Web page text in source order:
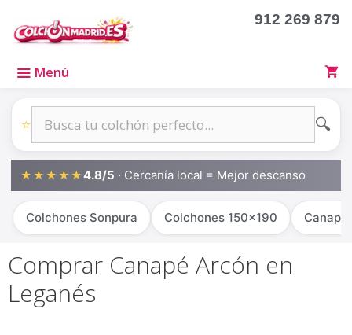
912 269 879
Menú
⭐ 🔍
★★★★★4.8/5 · Cercanía local = Mejor descanso
Colchones Sonpura Colchones 150x190
Comprar Canapé Arcón en
Leganés